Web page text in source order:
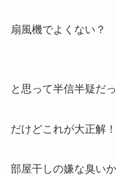
扇風機でよくない？
と思って半信半疑だ
だけどこれが大正解！
部屋干しの嫌な臭い